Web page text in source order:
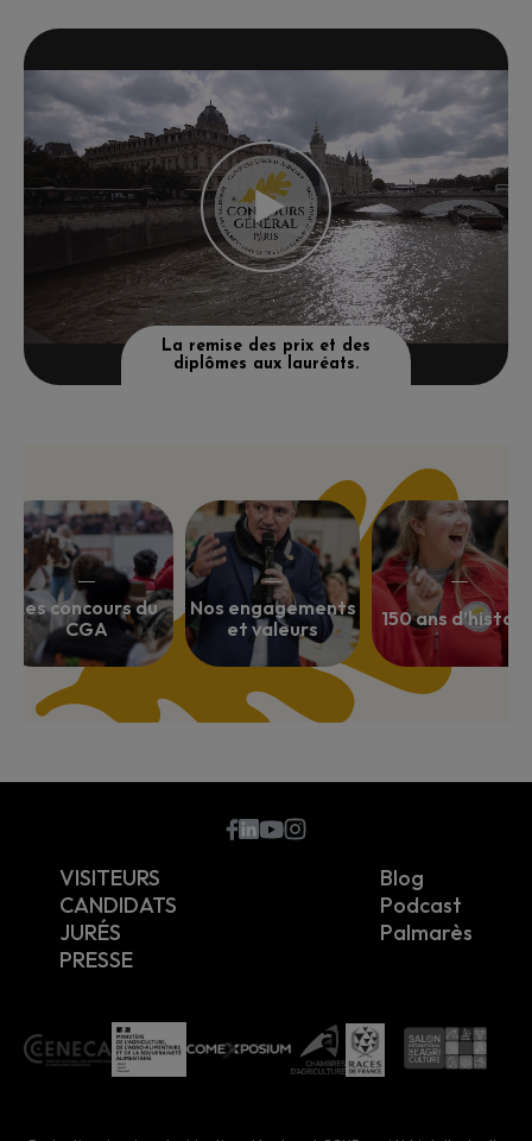
Lecteur
vidéo
La remise des prix et des
diplômes aux lauréats.
Les concours du
CGA
Nos engagements
et valeurs
150 ans
VISITEURS
CANDIDATS
JURÉS
PRESSE
Blog
Podcast
Palmarès